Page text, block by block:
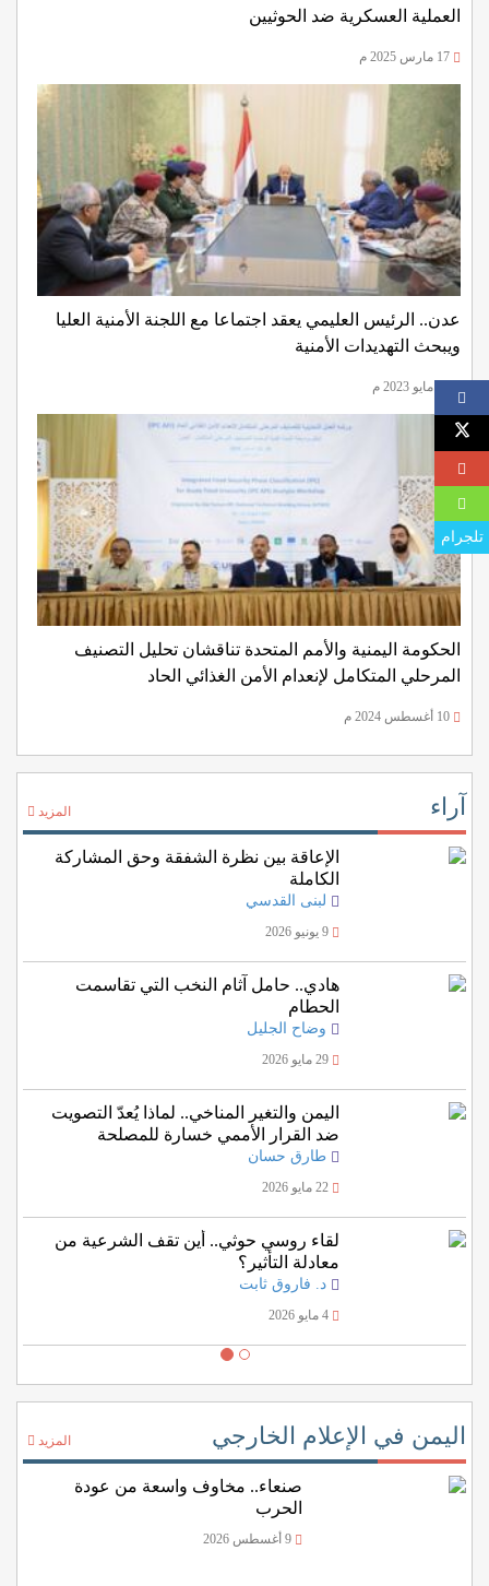
العملية العسكرية ضد الحوثيين
عدن.. الرئيس العليمي يعقد اجتماعا مع اللجنة الأمنية العليا
ويبحث التهديدات الأمنية
الحكومة اليمنية والأمم المتحدة تناقشان تحليل التصنيف
المرحلي المتكامل لإنعدام الأمن الغذائي الحاد
آراء المزيد
الإعاقة بين نظرة الشفقة وحق المشاركة
الكاملة
لبنى القدسي
9 يونيو 2026
هادي.. حامل آثام النخب التي تقاسمت
الحطام
وضاح الجليل
29 مايو 2026
اليمن والتغير المناخي.. لماذا يُعدّ التصويت
ضد القرار الأممي خسارة للمصلحة
اليمنية؟
طارق حسان
22 مايو 2026
لقاء روسي حوثي.. أين تقف الشرعية من
معادلة التأثير؟
د. فاروق ثابت
4 مايو 2026
اليمن في الإعلام الخارجي المزيد
صنعاء.. مخاوف واسعة من عودة
الحرب
9 أغسطس 2026
تلجرام